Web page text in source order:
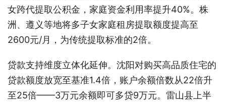
女跨代提取公积金，家庭资金利用率提升40%。株
洲、遵义等地将多子女家庭租房提取额度提高至
2600元/月，为传统提取标准的2倍。
贷款支持维度立体化延伸。沈阳对购买高品质住宅的
贷款额度放宽至基准1.4倍，账户余额倍数从22倍升
至25倍——3万元余额即可多贷9万元。雷山县上半